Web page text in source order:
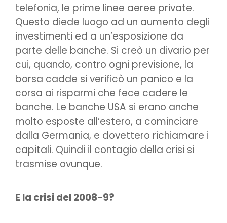
telefonia, le prime linee aeree private.
Questo diede luogo ad un aumento degli
investimenti ed a un’esposizione da
parte delle banche. Si creò un divario per
cui, quando, contro ogni previsione, la
borsa cadde si verificò un panico e la
corsa ai risparmi che fece cadere le
banche. Le banche USA si erano anche
molto esposte all’estero, a cominciare
dalla Germania, e dovettero richiamare i
capitali. Quindi il contagio della crisi si
trasmise ovunque.
E la crisi del 2008-9?